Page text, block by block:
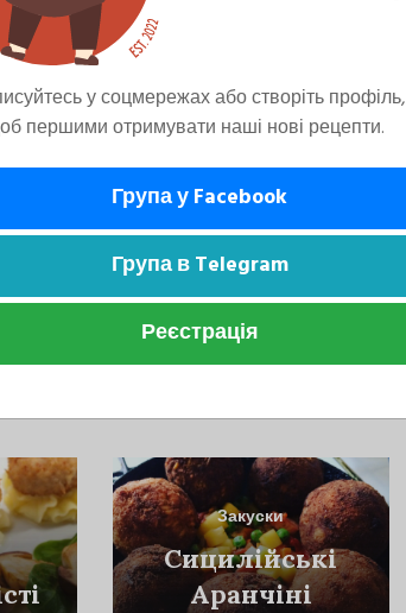
боків до рум'яної скоринки.
Закуски
Сицилійські
Аранчіні
у соцмережах або створіть профіль,
першими отримувати наші нові рецепти.
Група у Facebook
Група в Telegram
Реєстрація